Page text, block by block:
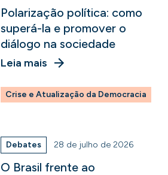
Polarização política: como
superá-la e promover o
diálogo na sociedade
Leia mais
Crise e Atualização da Democracia
Debates 28 de julho de 2026
O Brasil frente ao